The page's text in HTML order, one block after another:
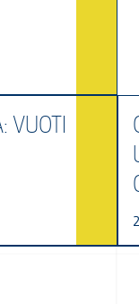
VUOTI